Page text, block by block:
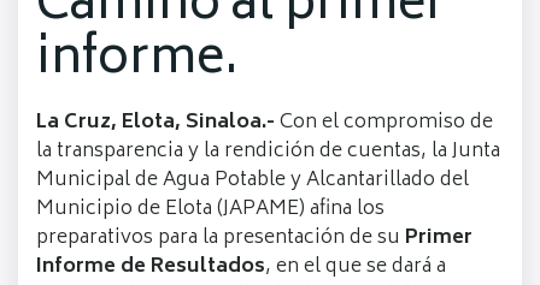
informe.
La Cruz, Elota, Sinaloa.-Con el compromiso de
la transparencia y la rendición de cuentas, la Junta
Municipal de Agua Potable y Alcantarillado del
Municipio de Elota (JAPAME) afina los
preparativos para la presentación de su Primer
Informe de Resultados, en el que se dará a